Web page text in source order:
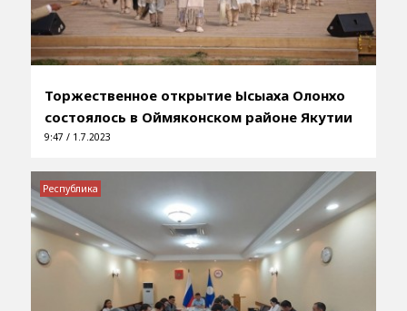
Торжественное открытие Ысыаха Олонхо
состоялось в Оймяконском районе Якутии
9:47 / 1.7.2023
Республика